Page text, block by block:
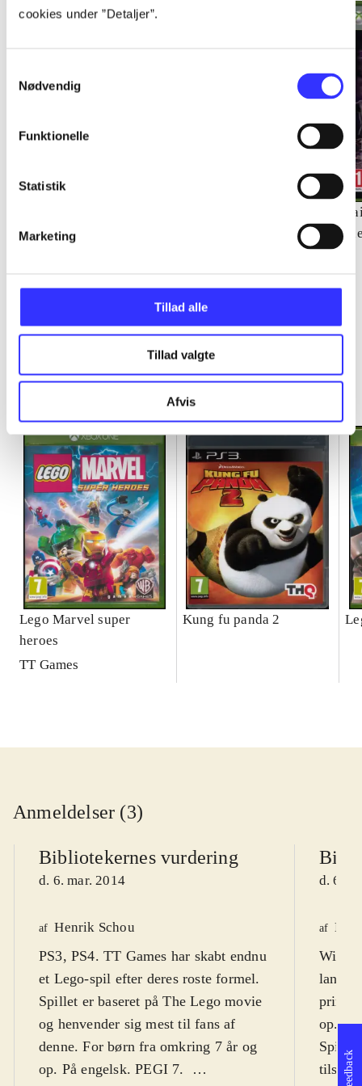
cookies under ”Detaljer”.
Nødvendig
Funktionelle
Statistik
Marketing
Tillad alle
Tillad valgte
Afvis
Noriyuki Hiyama
Lego Marvel super
heroes
TT Games
Kung fu panda 2
Anmeldelser (3)
Bibliotekernes vurdering
d. 6. mar. 2014
af Henrik Schou
PS3, PS4. TT Games har skabt endnu
et Lego-spil efter deres roste formel.
Spillet er baseret på The Lego movie
og henvender sig mest til fans af
denne. For børn fra omkring 7 år og
op. På engelsk. PEGI 7.
d. 6.
af
Wii U.
lange
op.
Spillet
tilsatFeedback